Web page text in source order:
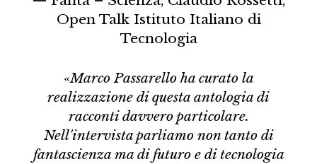
Open Talk Istituto Italiano di
Tecnologia
«Marco Passarello ha curato la
realizzazione di questa antologia di
racconti davvero particolare.
Nell'intervista parliamo non tanto di
fantascienza ma di futuro e di tecnologia